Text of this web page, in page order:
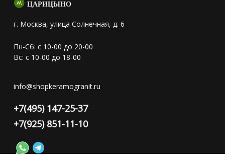
ЦАРИЦЫНО
г. Москва, улица Солнечная, д. 6
Пн-Сб: с 10-00 до 20-00
Вс: с 10-00 до 18-00
info@shopkeramogranit.ru
+7(495) 147-25-37
+7(925) 851-11-10